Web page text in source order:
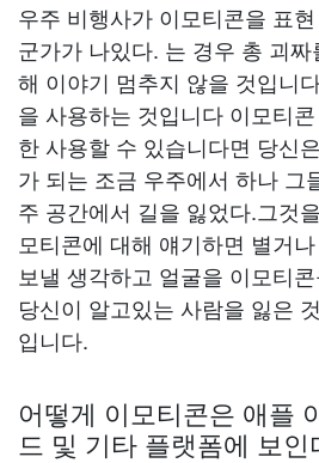
우주 비행사가 이모티콘을 표
군가가 나있다. 는 경우 총 괴
해 이야기 멈추지 않을 것입니
을 사용하는 것입니다 이모티
한 사용할 수 있습니다면 당신
가 되는 조금 우주에서 하나 그
주 공간에서 길을 잃었다.그것
모티콘에 대해 얘기하면 별거
보낼 생각하고 얼굴을 이모티
당신이 알고있는 사람을 잃은
입니다.
어떻게 이모티콘은 애플
드 및 기타 플랫폼에 보인